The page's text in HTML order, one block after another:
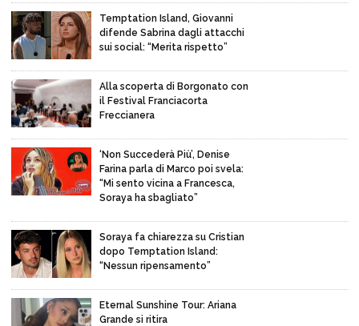
Temptation Island, Giovanni
difende Sabrina dagli attacchi
sui social: “Merita rispetto”
Alla scoperta di Borgonato con
il Festival Franciacorta
Freccianera
‘Non Succederà Più’, Denise
Farina parla di Marco poi svela:
“Mi sento vicina a Francesca,
Soraya ha sbagliato”
Soraya fa chiarezza su Cristian
dopo Temptation Island:
“Nessun ripensamento”
Eternal Sunshine Tour: Ariana
Grande si ritira